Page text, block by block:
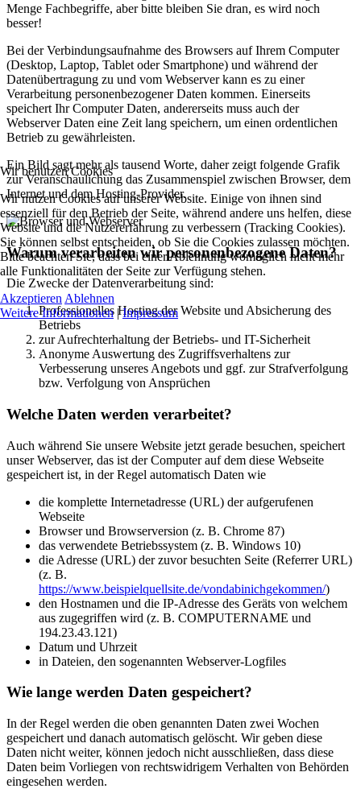
Menge Fachbegriffe, aber bitte bleiben Sie dran, es wird noch
besser!
Bei der Verbindungsaufnahme des Browsers auf Ihrem Computer
(Desktop, Laptop, Tablet oder Smartphone) und während der
Datenübertragung zu und vom Webserver kann es zu einer
Verarbeitung personenbezogener Daten kommen. Einerseits
speichert Ihr Computer Daten, andererseits muss auch der
Webserver Daten eine Zeit lang speichern, um einen ordentlichen
Betrieb zu gewährleisten.
Ein Bild sagt mehr als tausend Worte, daher zeigt folgende Grafik
zur Veranschaulichung das Zusammenspiel zwischen Browser, dem
Internet und dem Hosting-Provider.
Warum verarbeiten wir personenbezogene Daten?
Die Zwecke der Datenverarbeitung sind:
Professionelles Hosting der Website und Absicherung des
Betriebs
zur Aufrechterhaltung der Betriebs- und IT-Sicherheit
Anonyme Auswertung des Zugriffsverhaltens zur
Verbesserung unseres Angebots und ggf. zur Strafverfolgung
bzw. Verfolgung von Ansprüchen
Welche Daten werden verarbeitet?
Auch während Sie unsere Website jetzt gerade besuchen, speichert
unser Webserver, das ist der Computer auf dem diese Webseite
gespeichert ist, in der Regel automatisch Daten wie
die komplette Internetadresse (URL) der aufgerufenen
Webseite
Browser und Browserversion (z. B. Chrome 87)
das verwendete Betriebssystem (z. B. Windows 10)
die Adresse (URL) der zuvor besuchten Seite (Referrer URL)
(z. B.
https://www.beispielquellsite.de/vondabinichgekommen/)
den Hostnamen und die IP-Adresse des Geräts von welchem
aus zugegriffen wird (z. B. COMPUTERNAME und
194.23.43.121)
Datum und Uhrzeit
in Dateien, den sogenannten Webserver-Logfiles
Wie lange werden Daten gespeichert?
In der Regel werden die oben genannten Daten zwei Wochen
gespeichert und danach automatisch gelöscht. Wir geben diese
Daten nicht weiter, können jedoch nicht ausschließen, dass diese
Daten beim Vorliegen von rechtswidrigem Verhalten von Behörden
eingesehen werden.
Wir benutzen Cookies
Wir nutzen Cookies auf unserer Website. Einige von ihnen sind
essenziell für den Betrieb der Seite, während andere uns helfen, diese
Website und die Nutzererfahrung zu verbessern (Tracking Cookies).
Sie können selbst entscheiden, ob Sie die Cookies zulassen möchten.
Bitte beachten Sie, dass bei einer Ablehnung womöglich nicht mehr
alle Funktionalitäten der Seite zur Verfügung stehen.
Akzeptieren Ablehnen
Weitere Informationen|Impressum